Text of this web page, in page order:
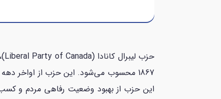
1867 محسوب می‌شود. این حزب از اواخر دهه 1890 تاکنون، حکومت کانادا را در دست دارد و رهبر کنونی آن؛ یعنی مارک کارنی (Mark Carney)؛
این حزب از بهبود وضعیت رفاهی مردم و